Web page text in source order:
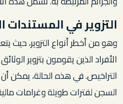
التزوير في المستندات
وهو من أخطر أنواع التزوير، حيث
الأفراد الذين يقومون بتزوير
التراخيص. في هذه الحالة، يمكن
السجن لفترات طويلة وغرامات